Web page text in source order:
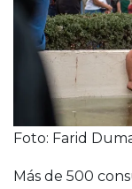
Foto: Farid
Más de 500